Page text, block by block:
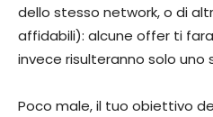
dello stesso network, o di
affidabili): alcune offer ti
invece risulteranno solo uno
Poco male, il tuo obiettivo